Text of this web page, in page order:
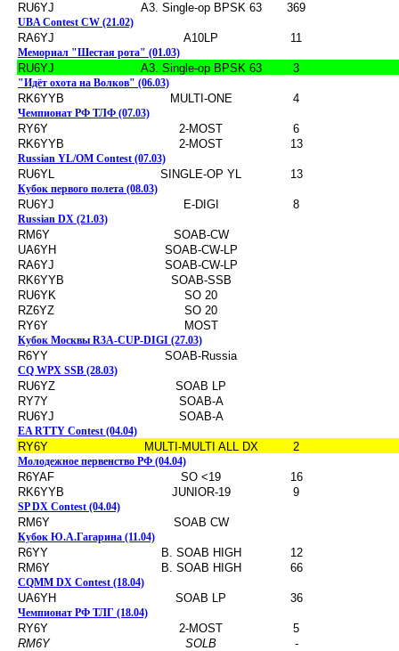
RU6YJ A3. Single-op BPSK 63 369
UBA Contest CW (21.02)
RA6YJ A10LP 11
Мемориал "Шестая рота" (01.03)
RU6YJ A3. Single-op BPSK 63 3
"Идёт охота на Волков" (06.03)
RK6YYB MULTI-ONE 4
Чемпионат РФ ТЛФ (07.03)
RY6Y 2-MOST
6
RK6YYB
2-MOST 13
Russian YL/OM Contest (07.03)
RU6YL SINGLE-OP YL 13
Кубок первого полета (08.03)
RU6YJ E-DIGI 8
Russian DX (21.03)
RM6Y
SOAB-CW
UA6YH
SOAB-CW-LP
RA6YJ
SOAB-CW-LP
RK6YYB
SOAB-SSB
RU6YK
SO 20
RZ6YZ
SO 20
RY6Y
MOST
Кубок Москвы R3A-CUP-DIGI (27.03)
R6YY SOAB-Russia
CQ WPX SSB (28.03)
RU6YZ
SOAB LP
RY7Y
SOAB-A
RU6YJ
SOAB-A
EA RTTY Contest (04.04)
RY6Y MULTI-MULTI ALL DX 2
Молодежное первенство РФ (04.04)
R6YAF SO <19
16
RK6YYB
JUNIOR-19 9
SP DX Contest (04.04)
RM6Y SOAB CW
Кубок Ю.А.Гагарина (11.04)
R6YY B. SOAB HIGH
12
RM6Y
B. SOAB HIGH 66
CQMM DX Contest (18.04)
UA6YH SOAB LP 36
Чемпионат РФ ТЛГ (18.04)
RY6Y 2-MOST
5
RM6Y
SOLB
-